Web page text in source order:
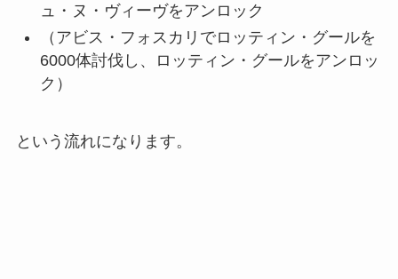
ュ・ヌ・ヴィーヴをアンロック
（アビス・フォスカリでロッティン・グールを
6000体討伐し、ロッティン・グールをアンロッ
ク）
という流れになります。